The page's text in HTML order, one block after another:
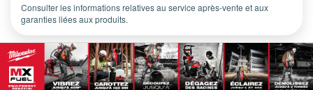
Consulter les informations relatives au service après-vente et aux
garanties liées aux produits.